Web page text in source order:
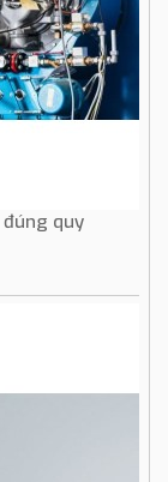
đúng quy